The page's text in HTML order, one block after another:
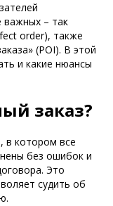
важных – так
order), также
(POI). В этой
и какие нюансы
заказ?
в котором все
без ошибок и
Это
судить об